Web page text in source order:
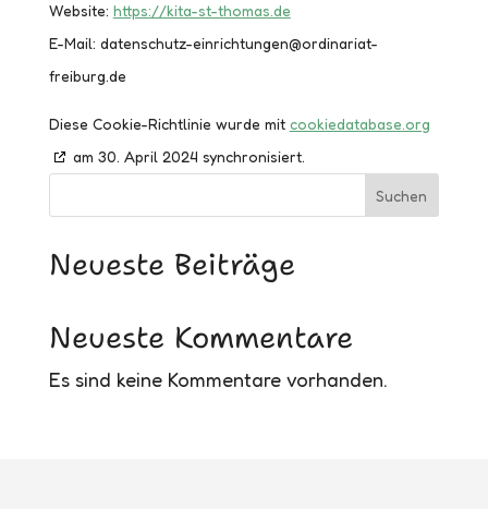
Website: https://kita-st-thomas.de
E-Mail: datenschutz-einrichtungen@ordinariat-
freiburg.de
Diese Cookie-Richtlinie wurde mit cookiedatabase.org
am 30. April 2024 synchronisiert.
Suchen
Neueste Beiträge
Neueste Kommentare
Es sind keine Kommentare vorhanden.